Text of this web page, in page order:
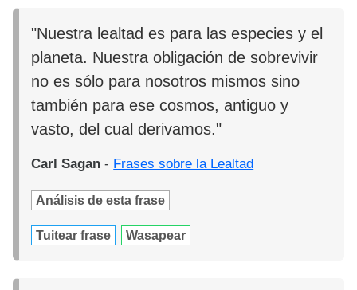
"Nuestra lealtad es para las especies y el
planeta. Nuestra obligación de sobrevivir
no es sólo para nosotros mismos sino
también para ese cosmos, antiguo y
vasto, del cual derivamos."
Carl Sagan - Frases sobre la Lealtad
Análisis de esta frase
Tuitear frase Wasapear